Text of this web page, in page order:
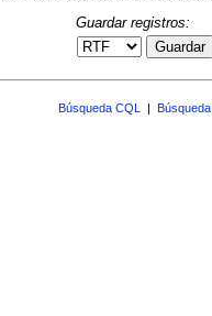
Guardar registros:
Guardar
Búsqueda CQL